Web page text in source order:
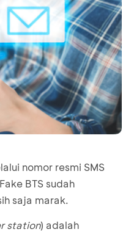
nomor resmi SMS
BTS sudah
saja marak.
station) adalah